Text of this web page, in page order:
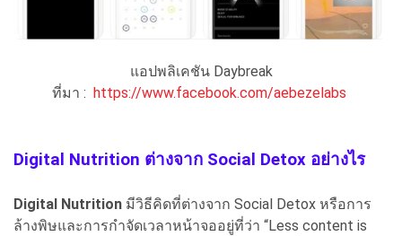
แอปพลิเคชัน Daybreak
ที่มา : https://www.facebook.com/aebezelabs
Digital Nutrition ต่างจาก Social Detox อย่างไร
Digital Nutrition มีวิธีคิดที่ต่างจาก Social Detox หรือการ
ล้างพิษและการกำจัดเวลาหน้าจออยู่ที่ว่า “Less content is